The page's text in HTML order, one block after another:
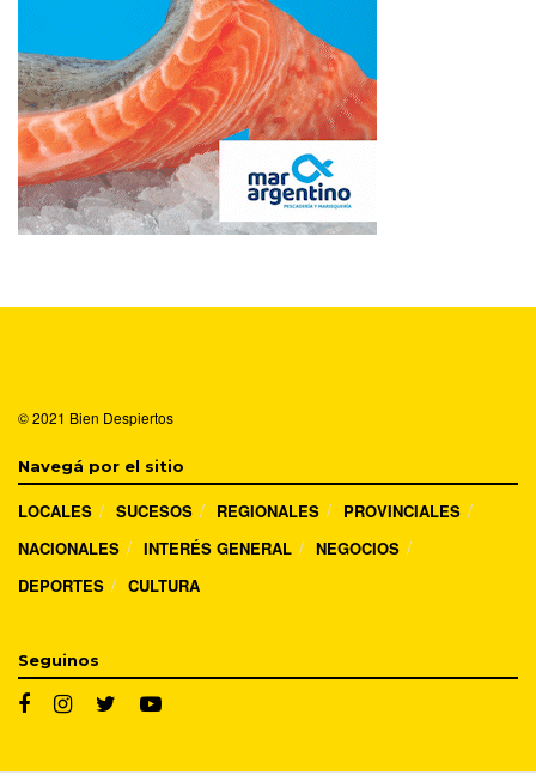
© 2021 Bien Despiertos
Navegá por el sitio
LOCALES SUCESOS REGIONALES
PROVINCIALES
NACIONALES
INTERÉS GENERAL
NEGOCIOS
DEPORTES
CULTURA
Seguinos